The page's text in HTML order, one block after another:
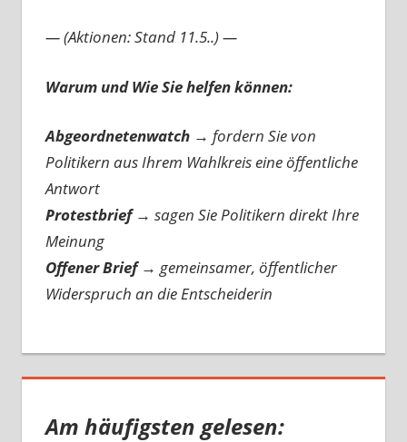
— (Aktionen: Stand 11.5..) —
Warum und Wie Sie helfen können:
Abgeordnetenwatch → fordern Sie von
Politikern aus Ihrem Wahlkreis eine öffentliche
Antwort
Protestbrief → sagen Sie Politikern direkt Ihre
Meinung
Offener Brief → gemeinsamer, öffentlicher
Widerspruch an die Entscheiderin
Am häufigsten gelesen: